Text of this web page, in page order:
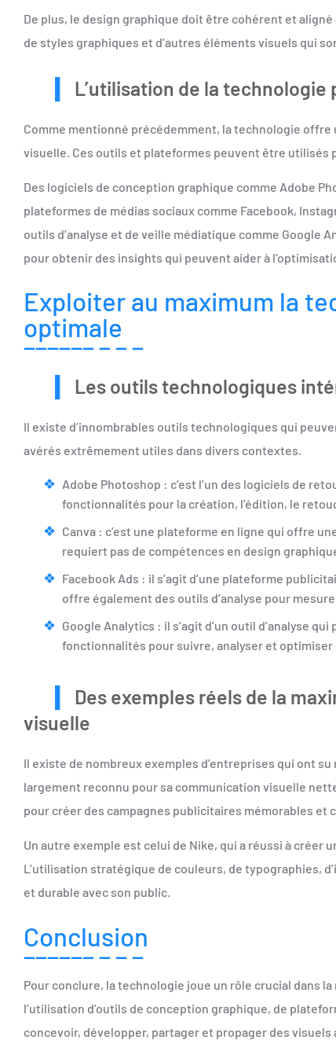
De plus, le design graphique doit être cohérent et
de styles graphiques et d’autres éléments visuels qui
L’utilisation de la
Comme mentionné précédemment, la technologie
visuelle. Ces outils et plateformes peuvent être utilisés
Des logiciels de conception graphique comme Adobe
plateformes de médias sociaux comme Facebook,
outils d’analyse et de veille médiatique comme Google
pour obtenir des insights qui peuvent aider à
Exploiter au maximum la
optimale
Les outils technologiques
Il existe d’innombrables outils technologiques qui
avérés extrêmement utiles dans divers contextes.
Adobe Photoshop : c’est l’un des logiciels de
fonctionnalités pour la création, l’édition, le
Canva : c’est une plateforme en ligne qui offre
requiert pas de compétences en design
Facebook Ads : il s’agit d’une plateforme
offre également des outils d’analyse pour
Google Analytics : il s’agit d’un outil d’analyse
fonctionnalités pour suivre, analyser et optimiser
Des exemples réels de la
visuelle
Il existe de nombreux exemples d’entreprises qui ont
largement reconnu pour sa communication visuelle
pour créer des campagnes publicitaires mémorables et
Un autre exemple est celui de Nike, qui a réussi à
L’utilisation stratégique de couleurs, de typographies,
et durable avec son public.
Conclusion
Pour conclure, la technologie joue un rôle crucial dans
l’utilisation d’outils de conception graphique, de
concevoir, développer, partager et propager des